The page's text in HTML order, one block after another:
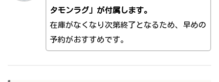
タモンラグ」が付属します。
在庫がなくなり次第終了となるため、早めの
予約がおすすめです。